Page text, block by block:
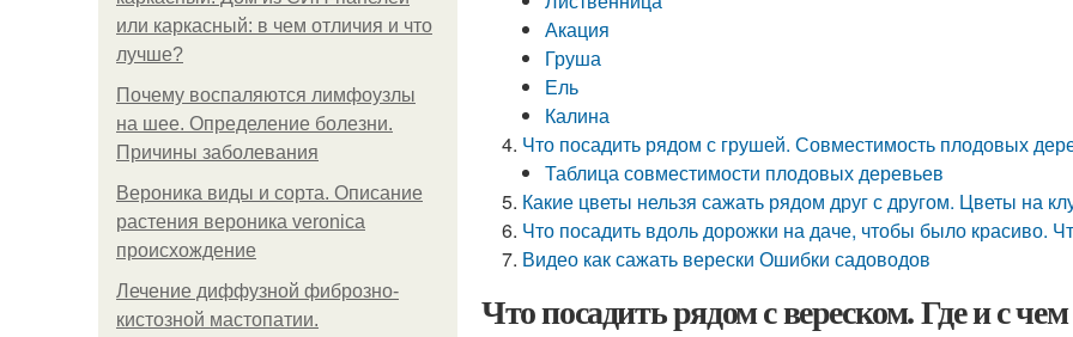
или каркасный: в чем отличия и что
лучше?
Почему воспаляются лимфоузлы
на шее. Определение болезни.
Причины заболевания
Вероника виды и сорта. Описание
растения вероника veronica
происхождение
Лечение диффузной фиброзно-
кистозной мастопатии.
Акация
Груша
Ель
Калина
Что посадить рядом с грушей. Совместимость плодовых
Таблица совместимости плодовых деревьев
Какие цветы нельзя сажать рядом друг с другом. Цветы на
Что посадить вдоль дорожки на даче, чтобы было красиво.
Видео как сажать верески Ошибки садоводов
Что посадить рядом с вереском. Где и с